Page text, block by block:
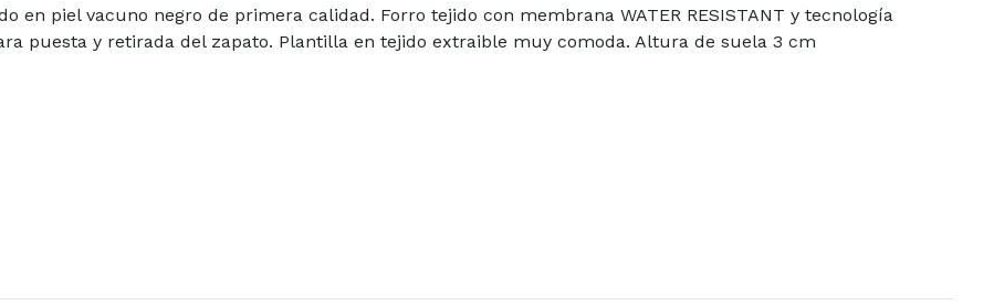
en piel vacuno negro de primera calidad. Forro tejido con membrana WATER RESISTANT y tecnología
puesta y retirada del zapato. Plantilla en tejido extraible muy comoda. Altura de suela 3 cm